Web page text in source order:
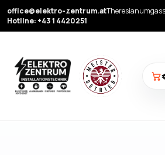
office@elektro-zentrum.at
Hotline: +43 1 4420251